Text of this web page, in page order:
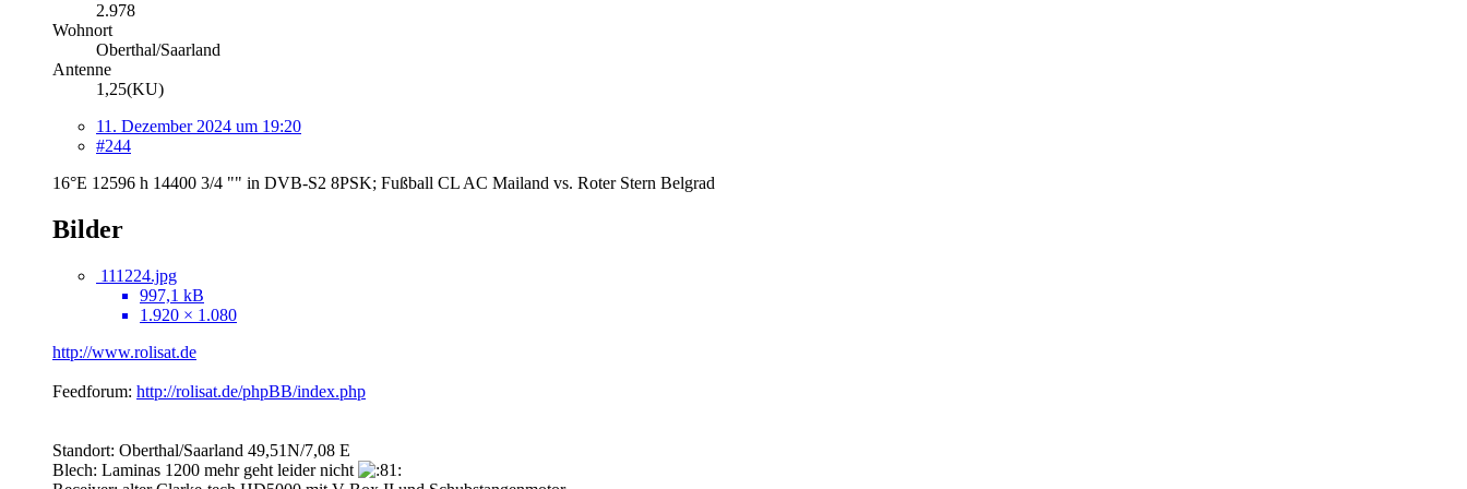
2.978
Wohnort
Oberthal/Saarland
Antenne
1,25(KU)
11. Dezember 2024 um 19:20
#244
16°E 12596 h 14400 3/4 "" in DVB-S2 8PSK; Fußball CL AC Mailand vs. Roter Stern Belgrad
Bilder
111224.jpg
997,1 kB
1.920 × 1.080
http://www.rolisat.de
Feedforum: http://rolisat.de/phpBB/index.php
Standort: Oberthal/Saarland 49,51N/7,08 E
Blech: Laminas 1200 mehr geht leider nicht